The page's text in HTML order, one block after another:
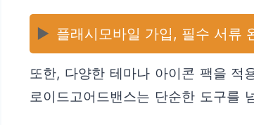
▶️ 플래시모바일 가입, 필수 서류
또한, 다양한 테마나 아이콘 팩을 적
로이드고어드밴스는 단순한 도구를